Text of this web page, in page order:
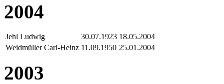
2004
Jehl Ludwig 30.07.1923 18.05.2004
Weidmüller Carl-Heinz 11.09.1950 25.01.2004
2003